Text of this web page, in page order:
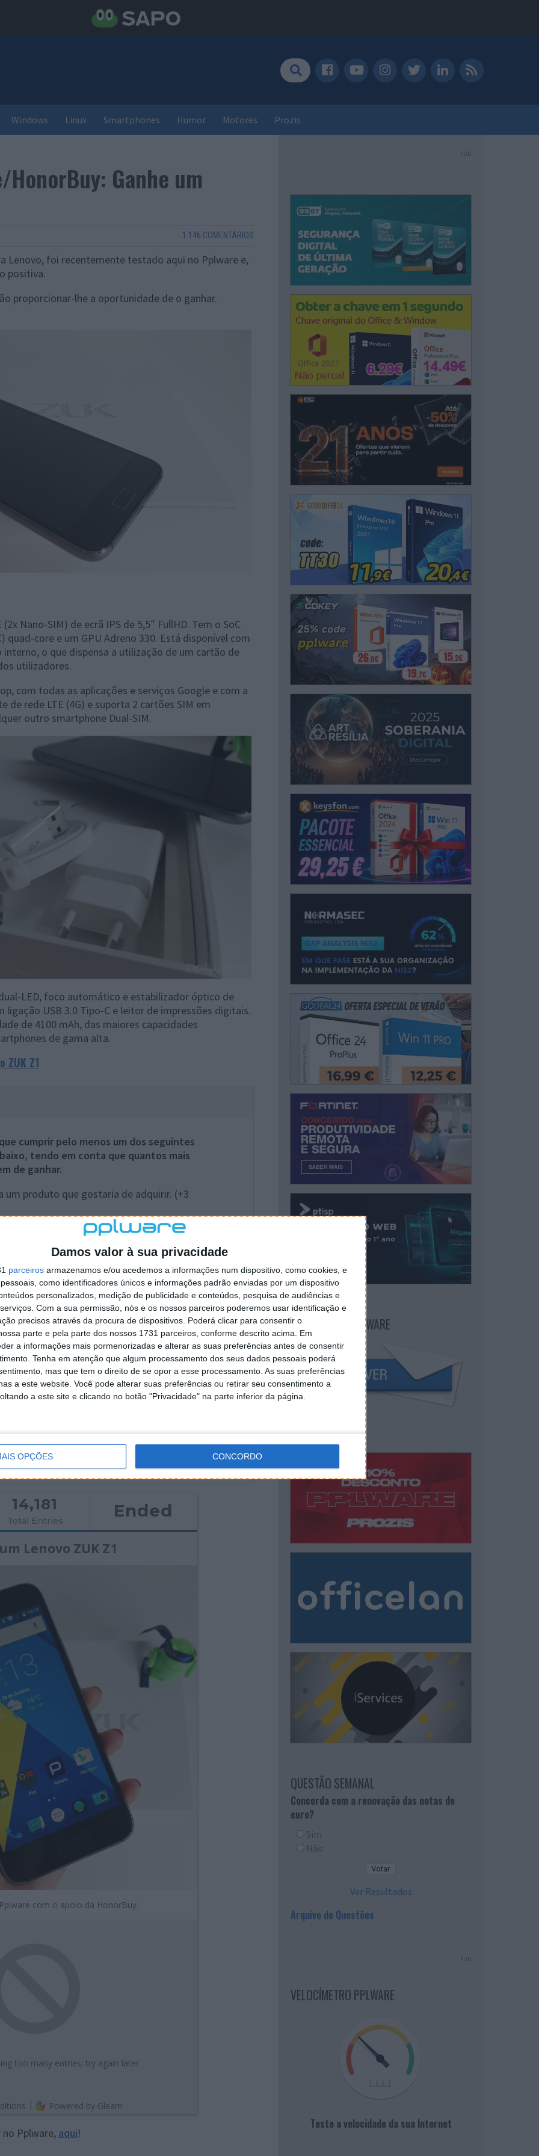
Damos valor à sua privacidade
parceiros armazenamos e/ou acedemos a informações num dispositivo, como cookies, e
como identificadores únicos e informações padrão enviadas por um dispositivo
personalizados, medição de publicidade e conteúdos, pesquisa de audiências e
Com a sua permissão, nós e os nossos parceiros poderemos usar identificação e
precisos através da procura de dispositivos. Poderá clicar para consentir o
parte e pela parte dos nossos 1731 parceiros, conforme descrito acima. Em
a informações mais pormenorizadas e alterar as suas preferências antes de consentir
Tenha em atenção que algum processamento dos seus dados pessoais poderá
mas que tem o direito de se opor a esse processamento. As suas preferências
a este website. Você pode alterar suas preferências ou retirar seu consentimento a
a este site e clicando no botão "Privacidade" na parte inferior da página.
OPÇÕES CONCORDO
Windows Linux Smartphones Humor Motores Prozis
Ganhe um
1.146 COMENTÁRIOS
Lenovo, foi recentemente testado aqui no Pplware e,
positiva.
proporcionar-lhe a oportunidade de o ganhar.
Nano-SIM) de ecrã IPS de 5,5″ FullHD. Tem o SoC
quad-core e um GPU Adreno 330. Está disponível com
interno, o que dispensa a utilização de um cartão de
utilizadores.
com todas as aplicações e serviços Google e com a
de rede LTE (4G) e suporta 2 cartões SIM em
outro smartphone Dual-SIM.
LED, foco automático e estabilizador óptico de
ligação USB 3.0 Tipo-C e leitor de impressões digitais.
de 4100 mAh, das maiores capacidades
de gama alta.
ZUK Z1
cumprir pelo menos um dos seguintes
tendo em conta que quantos mais
de ganhar.
um produto que gostaria de adquirir. (+3
de comentários abaixo, neste artigo.
de Facebook da HonorBuy. (+2 inscrições)
(XiaomiShop). (+2 inscrições)
inscrição por dia)
Facebook do Usados Pplware. (+1 inscrição)
contactos. (+1 inscrição por cada acesso ao
Novembro às 10h00, e termina no dia 12 de
seleccionado de forma aleatória através da
e será divulgado no prazo máximo de uma
na página
Pplware, aqui!
PUB
NEWSLETTER PPLWARE
QUESTÃO SEMANAL
Concorda com a renovação das notas de
euro?
Sim
Não
Ver Resultados
Arquivo de Questões
PUB
VELOCÍMETRO PPLWARE
Teste a velocidade da sua Internet